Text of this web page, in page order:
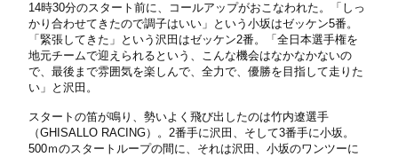
14時30分のスタート前に、コールアップがおこなわれた。「しっ
かり合わせてきたので調子はいい」という小坂はゼッケン5番。
「緊張してきた」という沢田はゼッケン2番。「全日本選手権を
地元チームで迎えられるという、こんな機会はなかなかないの
で、最後まで雰囲気を楽しんで、全力で、優勝を目指して走りた
い」と沢田。
スタートの笛が鳴り、勢いよく飛び出したのは竹内遼選手
（GHISALLO RACING）。2番手に沢田、そして3番手に小坂。
500ｍのスタートループの間に、それは沢田、小坂のワンツーに